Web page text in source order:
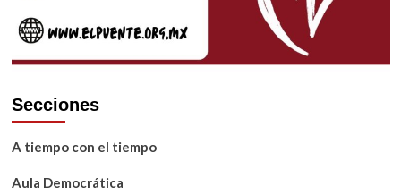
Secciones
A tiempo con el tiempo
Aula Democrática